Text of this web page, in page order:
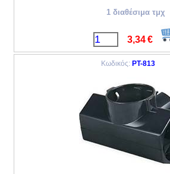
1 διαθέσιμα τμχ
3,34 €
Κωδικός: PT-813